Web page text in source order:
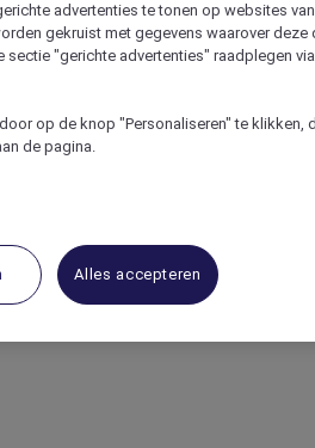
advertenties te tonen op websites
gekruist met gegevens waarover deze
sectie "gerichte advertenties" raadplegen
op de knop "Personaliseren" te klikken,
de pagina.
Alles accepteren